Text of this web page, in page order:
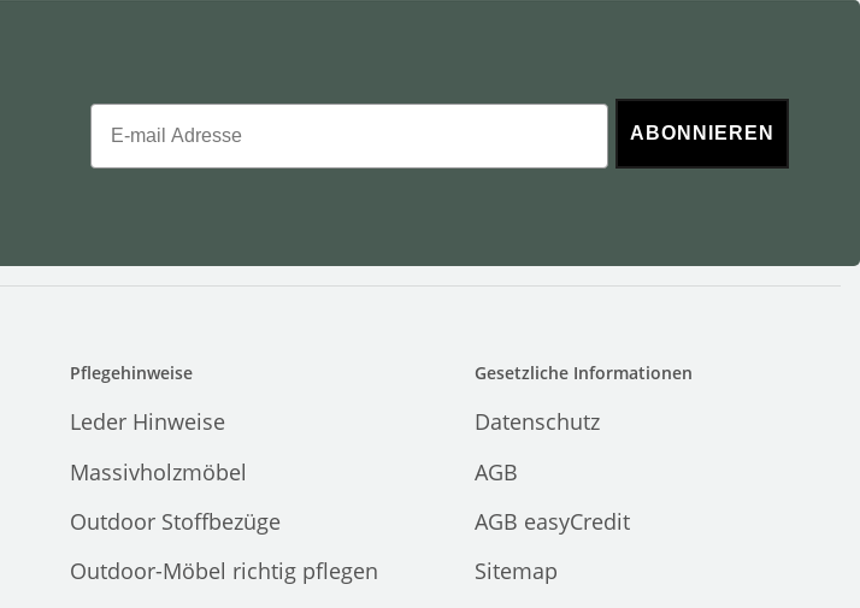
Email
ABONNIEREN
Pflegehinweise
Leder Hinweise
Massivholzmöbel
Outdoor Stoffbezüge
Outdoor-Möbel richtig pflegen
Gesetzliche Informationen
Datenschutz
AGB
AGB easyCredit
Sitemap